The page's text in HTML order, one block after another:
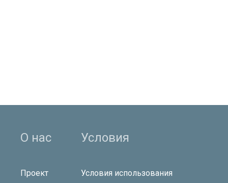
О нас
Проект
Условия
Условия использования